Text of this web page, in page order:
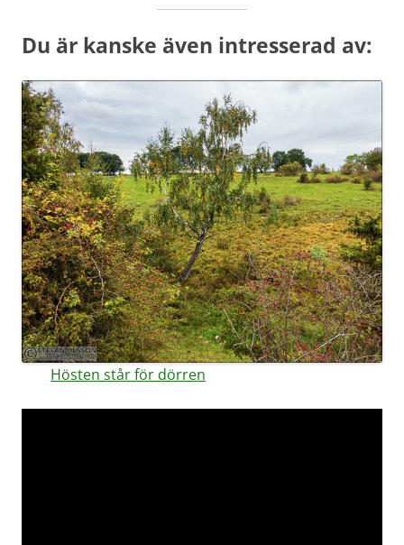
Du är kanske även intresserad av:
Hösten står för dörren